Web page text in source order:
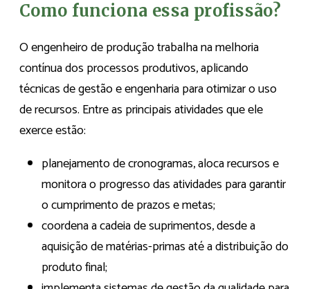
Como funciona essa profissão?
O engenheiro de produção trabalha na melhoria
contínua dos processos produtivos, aplicando
técnicas de gestão e engenharia para otimizar o uso
de recursos. Entre as principais atividades que ele
exerce estão:
planejamento de cronogramas, aloca recursos e
monitora o progresso das atividades para garantir
o cumprimento de prazos e metas;
coordena a cadeia de suprimentos, desde a
aquisição de matérias-primas até a distribuição do
produto final;